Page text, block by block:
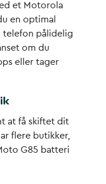
et Motorola
en optimal
pålidelig
om du
eller tager
at få skiftet dit
flere butikker,
G85 batteri